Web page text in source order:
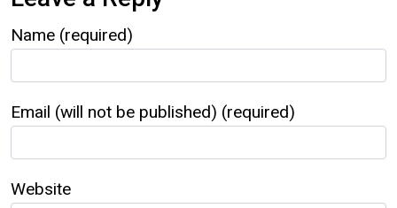
Name (required)
Email (will not be published) (required)
Website